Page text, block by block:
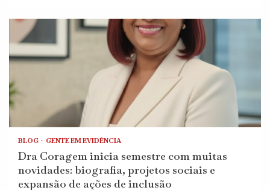
BLOG GENTE EM EVIDÊNCIA
Dra Coragem inicia semestre com muitas
novidades: biografia, projetos sociais e
expansão de ações de inclusão